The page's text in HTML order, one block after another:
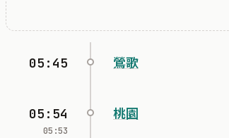
05:45 鶯歌
05:54
05:53
桃園